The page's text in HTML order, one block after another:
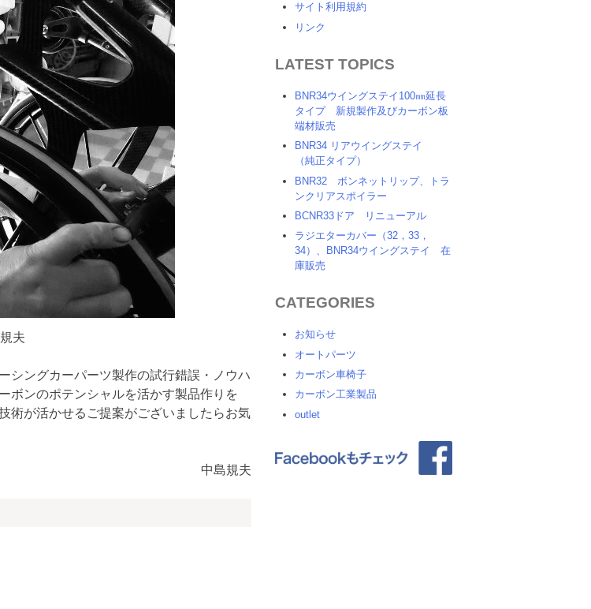
夫
シングカーパーツ製作の試行錯誤・ノウハ
ボンのポテンシャルを活かす製品作りを
術が活かせるご提案がございましたらお気
中島規夫
サイト利用規約
リンク
LATEST TOPICS
BNR34ウイングステイ100㎜延長
タイプ 新規製作及びカーボン板
端材販売
BNR34 リアウイングステイ
（純正タイプ）
BNR32 ボンネットリップ、トラ
ンクリアスポイラー
BCNR33ドア リニューアル
ラジエターカバー（32，33，
34）、BNR34ウイングステイ 在
庫販売
CATEGORIES
お知らせ
オートパーツ
カーボン車椅子
カーボン工業製品
outlet